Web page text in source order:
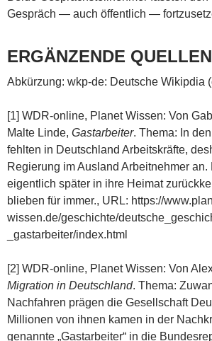
Gespräch — auch öffentlich —
ERGÄNZENDE QUELLEN
Abkürzung: wkp-de: Deutsche Wikipdia
[1] WDR-online, Planet Wissen: Von
Malte Linde, Gastarbeiter. Thema: In
fehlten in Deutschland Arbeitskräfte,
Regierung im Ausland Arbeitnehmer
eigentlich später in ihre Heimat
blieben für immer., URL: https://
wissen.de/geschichte/
_gastarbeiter/index.html
[2] WDR-online, Planet Wissen: Von
Migration in Deutschland. Thema:
Nachfahren prägen die Gesellschaft
Millionen von ihnen kamen in der
genannte „Gastarbeiter“ in die